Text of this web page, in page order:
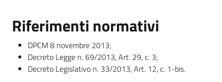
Servizi
Vivere
Comune
Riferimenti normativi
DPCM 8 novembre 2013;
Decreto Legge n. 69/2013, Art. 29, c. 3;
Decreto Legislativo n. 33/2013, Art. 12, c. 1-bis.